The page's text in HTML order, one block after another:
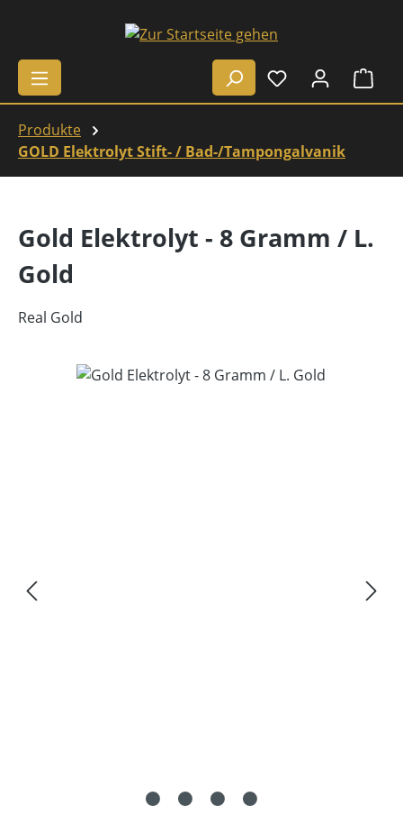
Zum Hauptinhalt springen
Produkte
GOLD Elektrolyt Stift- / Bad-/Tampongalvanik
Gold Elektrolyt - 8 Gramm / L.
Gold
Real Gold
Bildergalerie überspringen